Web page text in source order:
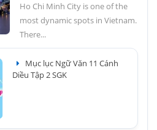
Ho Chi Minh City is one of the
most dynamic spots in Vietnam.
There...
Mục lục Ngữ Văn 11 Cánh
Diều Tập 2 SGK